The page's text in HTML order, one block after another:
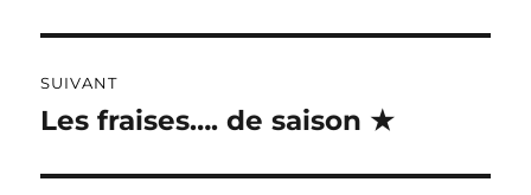
:
SUIVANT
Publication
Les fraises…. de saison ★